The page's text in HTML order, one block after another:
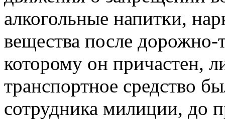
алкогольные напитки,
вещества после дорожно-
которому он причастен,
транспортное средство
сотрудника милиции, до